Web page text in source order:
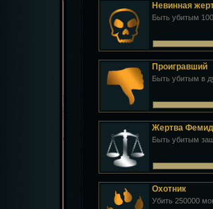
Невинная
Быть убитым
Проигравший
Быть убитым в
Жертва
Быть убитым
Охотник
Убить 250000